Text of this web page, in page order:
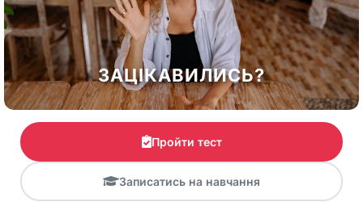
ЗАЦІКАВИЛИСЬ?
Пройти тест
Записатись на навчання